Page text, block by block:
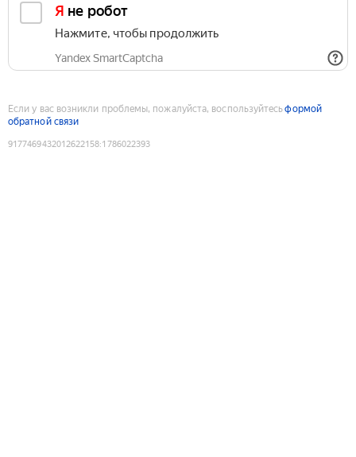
Я не робот
Нажмите, чтобы продолжить
Yandex SmartCaptcha
Если у вас возникли проблемы, пожалуйста, воспользуйтесьформой
обратной связи
9177469432012622158:1786022393